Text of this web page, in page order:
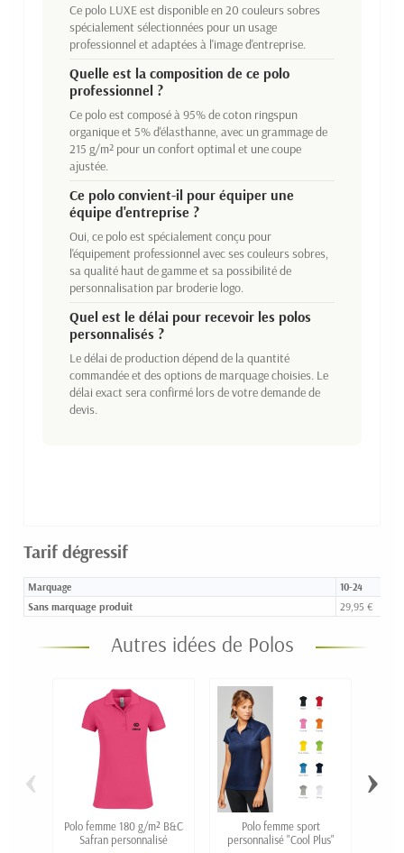
Ce polo LUXE est disponible en 20 couleurs sobres
spécialement sélectionnées pour un usage
professionnel et adaptées à l'image d'entreprise.
Quelle est la composition de ce polo
professionnel ?
Ce polo est composé à 95% de coton ringspun
organique et 5% d'élasthanne, avec un grammage de
215 g/m² pour un confort optimal et une coupe
ajustée.
Ce polo convient-il pour équiper une
équipe d'entreprise ?
Oui, ce polo est spécialement conçu pour
l'équipement professionnel avec ses couleurs sobres,
sa qualité haut de gamme et sa possibilité de
personnalisation par broderie logo.
Quel est le délai pour recevoir les polos
personnalisés ?
Le délai de production dépend de la quantité
commandée et des options de marquage choisies. Le
délai exact sera confirmé lors de votre demande de
devis.
Tarif dégressif
Marquage 10-24
Sans marquage produit 29,95 €
Autres idées de Polos
Polo femme 180 g/m² B&C
Safran personnalisé
Polo femme sport
personnalisé "Cool Plus"
‹ ›